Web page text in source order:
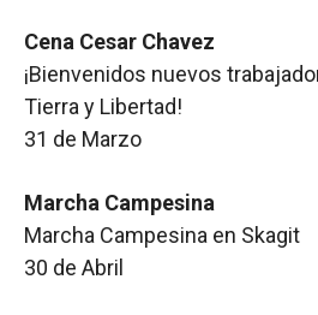
Cena Cesar Chavez
¡Bienvenidos nuevos
Tierra y Libertad!
31 de Marzo
Marcha Campesina
Marcha Campesina en Skagit
30 de Abril